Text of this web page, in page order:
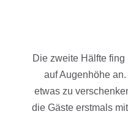
Die zweite Hälfte
auf Augenhöhe
etwas zu
die Gäste erstmals